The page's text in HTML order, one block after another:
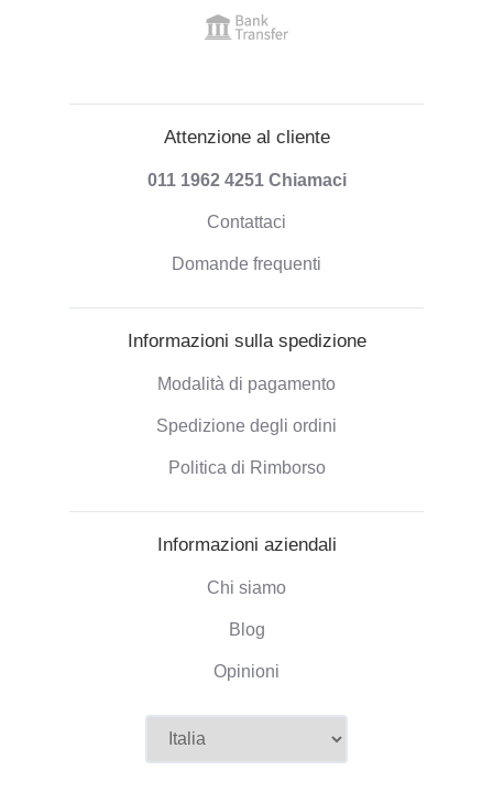
Attenzione al cliente
011 1962 4251 Chiamaci
Contattaci
Domande frequenti
Informazioni sulla spedizione
Modalità di pagamento
Spedizione degli ordini
Politica di Rimborso
Informazioni aziendali
Chi siamo
Blog
Opinioni